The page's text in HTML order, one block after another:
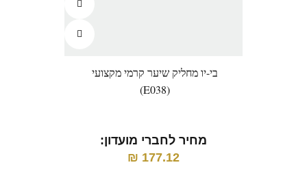
בי-יו מחליק שיער קרמי מקצועי
(E038)
מחיר לחברי מועדון:
177.12
₪